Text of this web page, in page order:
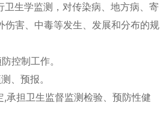
生学监测，对传染病、地方病、寄
害、中毒等发生、发展和分布的规
控制工作。
、预报。
承担卫生监督监测检验、预防性健